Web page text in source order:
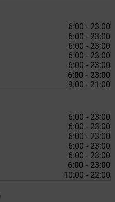
6:00 - 23:00
6:00 - 23:00
6:00 - 23:00
6:00 - 23:00
6:00 - 23:00
6:00 - 23:00
9:00 - 21:00
6:00 - 23:00
6:00 - 23:00
6:00 - 23:00
6:00 - 23:00
6:00 - 23:00
6:00 - 23:00
10:00 - 22:00